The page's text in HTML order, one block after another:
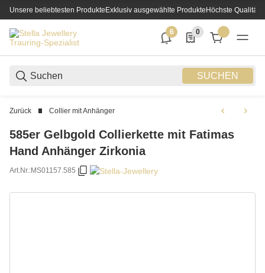
Unsere beliebtesten ProdukteExklusiv ausgewählte ProdukteHöchste Qualität
SUCHEN
6
6 neue Notifizierungen
0
0 Produkte in der
Zurück Collier mit Anhänger
585er Gelbgold Collierkette mit Fatimas
Hand Anhänger Zirkonia
Art.Nr.:MS01157.585